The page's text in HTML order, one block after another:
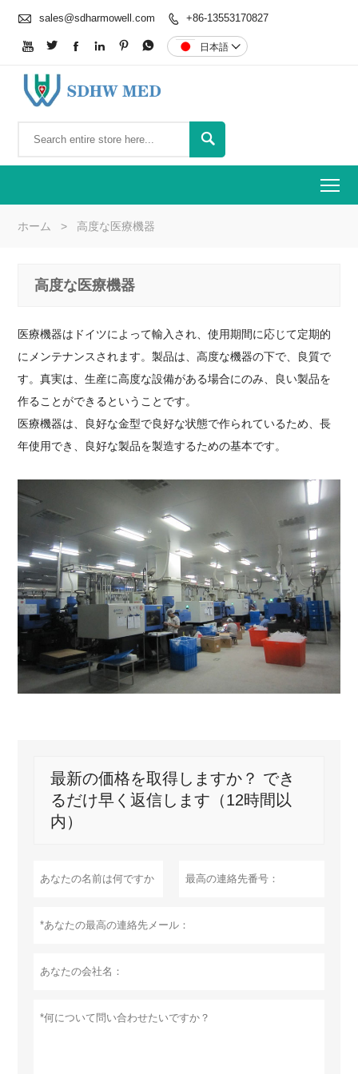
 sales@sdharmowell.com  +86-13553170827
      日本語 

ホーム > 高度な医療機器
高度な医療機器
医療機器はドイツによって輸入され、使用期間に応じて定期的
にメンテナンスされます。製品は、高度な機器の下で、良質で
す。真実は、生産に高度な設備がある場合にのみ、良い製品を
作ることができるということです。
医療機器は、良好な金型で良好な状態で作られているため、長
年使用でき、良好な製品を製造するための基本です。
最新の価格を取得しますか？ でき
るだけ早く返信します（12時間以
内）